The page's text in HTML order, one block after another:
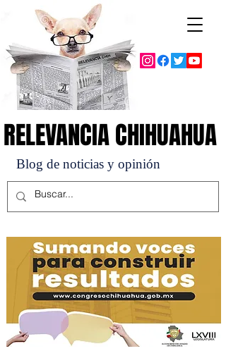
Blog de noticias y opinión
RELEVANCIA CHIHUAHUA
RELEVANCIA CHIHUAHUA